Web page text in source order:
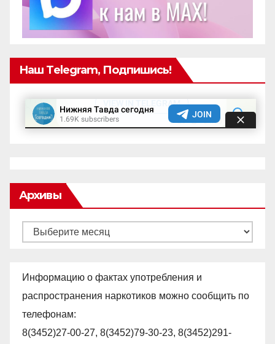
Наш Telegram, Подпишись!
Архивы
Архивы
Информацию о фактах употребления и
распространения наркотиков можно сообщить по
телефонам:
8(3452)27-00-27, 8(3452)79-30-23, 8(3452)291-